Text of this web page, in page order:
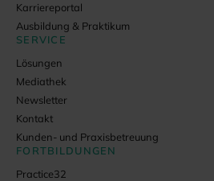
Karriereportal
Ausbildung & Praktikum
SERVICE
Lösungen
Mediathek
Newsletter
Kontakt
Kunden- und Praxisbetreuung
FORTBILDUNGEN
Practice32